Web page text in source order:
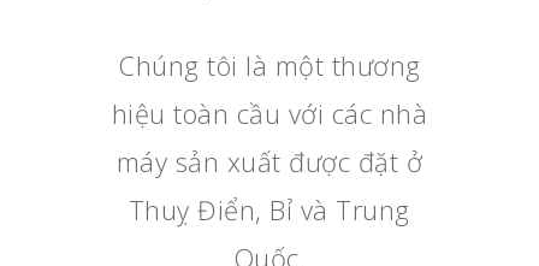
Chúng tôi là một thương
hiệu toàn cầu với các nhà
máy sản xuất được đặt ở
Thuỵ Điển, Bỉ và Trung
Quốc.